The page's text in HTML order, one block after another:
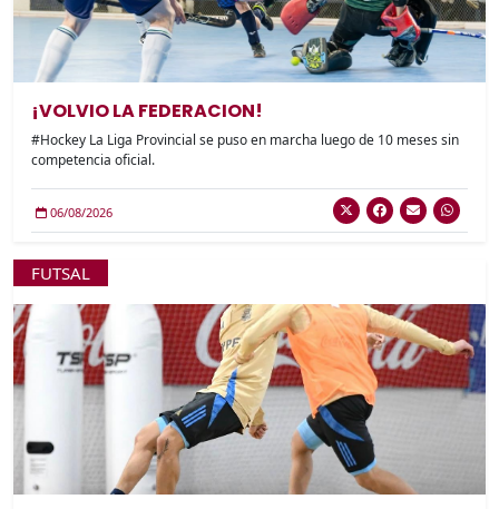
¡VOLVIO LA FEDERACION!
#Hockey La Liga Provincial se puso en marcha luego de 10 meses sin
competencia oficial.
06/08/2026
FUTSAL